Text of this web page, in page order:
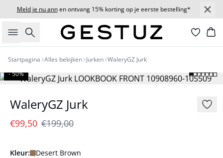
Meld je nu annen ontvang 15% korting op je eerste bestelling*
Zoeken
Startpagina Alles bekijken Jurken WaleryGZ Jurk
- 50%
WaleryGZ Jurk
€99,50 €199,00
Kleur: Desert Brown